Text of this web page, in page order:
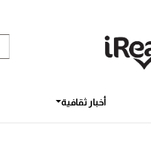
أخبار ثقافية